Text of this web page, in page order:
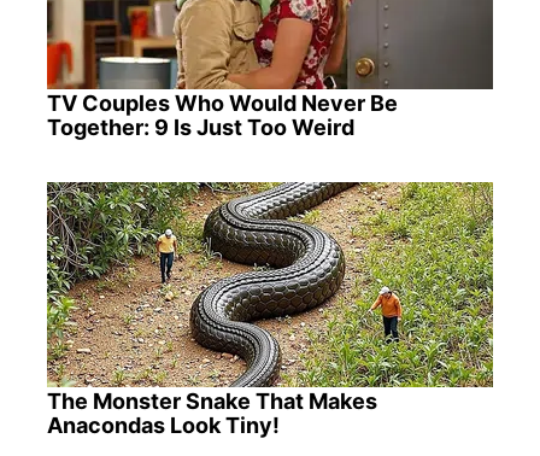
TV Couples Who Would Never Be
Together: 9 Is Just Too Weird
The Monster Snake That Makes
Anacondas Look Tiny!